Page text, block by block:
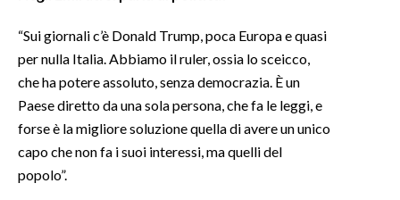
“Sui giornali c’è Donald Trump, poca Europa e quasi
per nulla Italia. Abbiamo il ruler, ossia lo sceicco,
che ha potere assoluto, senza democrazia. È un
Paese diretto da una sola persona, che fa le leggi, e
forse è la migliore soluzione quella di avere un unico
capo che non fa i suoi interessi, ma quelli del
popolo”.